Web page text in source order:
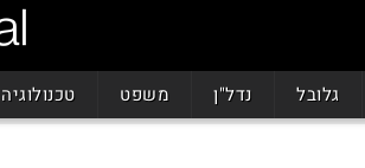
גלובל נדל"ן משפט טכנולוגיה